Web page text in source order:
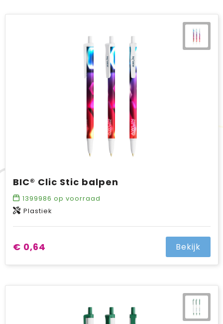
BIC® Clic Stic balpen
1399986 op voorraad
Plastiek
€ 0,64 Bekijk